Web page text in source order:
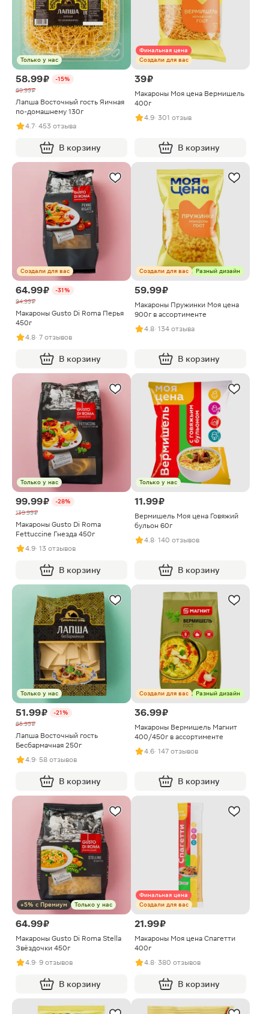
Только у нас
58.99 ₽
-15%
69.99 ₽
Лапша Восточный гость Яичная
по-домашнему 130г
4.7· 453 отзыва
В корзину
Финальная цена
Создали для вас
39 ₽
Макароны Моя цена Вермишель
400г
4.9· 301 отзыв
В корзину
Создали для вас
64.99 ₽
-31%
94.99 ₽
Макароны Gusto Di Roma Перья
450г
4.8· 7 отзывов
В корзину
Создали для вас Разный дизайн
59.99 ₽
Макароны Пружинки Моя цена
900г в ассортименте
4.8· 134 отзыва
В корзину
Только у нас
99.99 ₽
-28%
139.99 ₽
Макароны Gusto Di Roma
Fettuccine Гнезда 450г
4.9· 13 отзывов
В корзину
Только у нас
11.99 ₽
Вермишель Моя цена Говяжий
бульон 60г
4.8· 140 отзывов
В корзину
Только у нас
51.99 ₽
-21%
65.99 ₽
Лапша Восточный гость
Бесбармачная 250г
4.9· 58 отзывов
В корзину
Создали для вас Разный дизайн
36.99 ₽
Макароны Вермишель Магнит
400/450г в ассортименте
4.6· 147 отзывов
В корзину
+5% с Премиум Только у нас
64.99 ₽
Макароны Gusto Di Roma Stella
Звёздочки 450г
4.9· 9 отзывов
В корзину
Финальная цена
Создали для вас
21.99 ₽
Макароны Моя цена Спагетти
400г
4.8· 380 отзывов
В корзину